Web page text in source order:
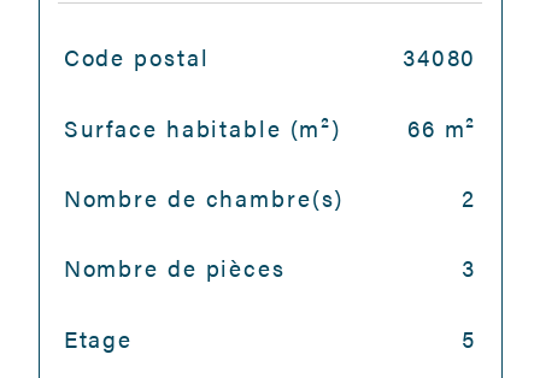
TRAD_SIROCCO_Caracteristique Valeurs
Code postal 34080
Surface habitable (m²) 66 m²
Nombre de chambre(s) 2
Nombre de pièces 3
Etage 5